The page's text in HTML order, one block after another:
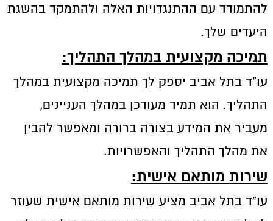
להתמודד עם ההתנגדויות האלה ולהתמקד בהשגת
היעדים שלך.
תמיכה מקצועית במהלך התהליך:
עו"ד בתל אביב יספק לך תמיכה מקצועית במהלך
התהליך. הוא תמיד מעודכן במהלך העניינים,
מעביר את המידע בצורה ברורה ומאפשר להבין
את מהלך התהליך והאפשרויות.
שירות מותאם אישית:
עו"ד בתל אביב מציע שירות מותאם אישית שעוזר